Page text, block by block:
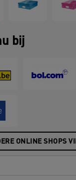
uitziet.
bij
ONLINE SHOPS